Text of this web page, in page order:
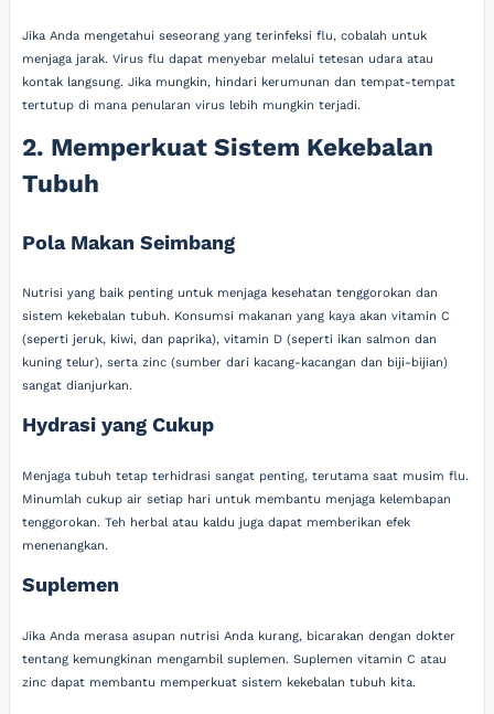
Jika Anda mengetahui seseorang yang terinfeksi flu, cobalah untuk
menjaga jarak. Virus flu dapat menyebar melalui tetesan udara atau
kontak langsung. Jika mungkin, hindari kerumunan dan tempat-tempat
tertutup di mana penularan virus lebih mungkin terjadi.
2. Memperkuat Sistem Kekebalan
Tubuh
Pola Makan Seimbang
Nutrisi yang baik penting untuk menjaga kesehatan tenggorokan dan
sistem kekebalan tubuh. Konsumsi makanan yang kaya akan vitamin C
(seperti jeruk, kiwi, dan paprika), vitamin D (seperti ikan salmon dan
kuning telur), serta zinc (sumber dari kacang-kacangan dan biji-bijian)
sangat dianjurkan.
Hydrasi yang Cukup
Menjaga tubuh tetap terhidrasi sangat penting, terutama saat musim flu.
Minumlah cukup air setiap hari untuk membantu menjaga kelembapan
tenggorokan. Teh herbal atau kaldu juga dapat memberikan efek
menenangkan.
Suplemen
Jika Anda merasa asupan nutrisi Anda kurang, bicarakan dengan dokter
tentang kemungkinan mengambil suplemen. Suplemen vitamin C atau
zinc dapat membantu memperkuat sistem kekebalan tubuh kita.